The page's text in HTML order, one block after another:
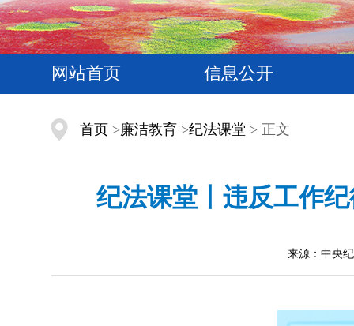
网站首页 信息公开
首页 >廉洁教育 >纪法课堂 > 正文
纪法课堂丨违反工作
来源：中央